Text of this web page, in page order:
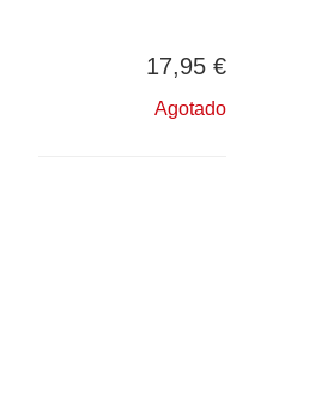
17,95 €
Agotado